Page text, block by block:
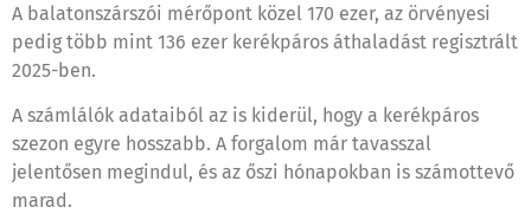
A balatonszárszói mérőpont közel 170 ezer, az örvényesi
pedig több mint 136 ezer kerékpáros áthaladást regisztrált
2025-ben.
A számlálók adataiból az is kiderül, hogy a kerékpáros
szezon egyre hosszabb. A forgalom már tavasszal
jelentősen megindul, és az őszi hónapokban is számottevő
marad.